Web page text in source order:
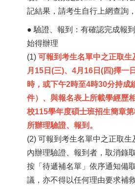
記結果，請考生自行上網查詢
● 驗證、報到：有確認完成報
始得辦理
(1) 可報到考生名單中之正取
月15日(三)、4月16日(四)擇一
時，或下午2時至4時30分持成
件）、與報名表上所載學經歷
校115學年度碩士班招生簡章
所辦理驗證、報到。
(2) 可報到考生名單中之正取
內辦理驗證、報到者，取消錄
按「待遞補名單」依序通知備
議，亦不得以任何理由要求補救